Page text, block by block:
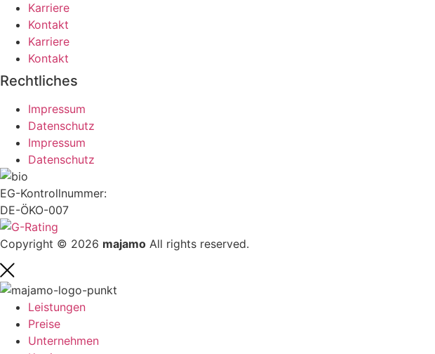
Karriere
Kontakt
Karriere
Kontakt
Rechtliches
Impressum
Datenschutz
Impressum
Datenschutz
EG-Kontrollnummer:
DE-ÖKO-007
Copyright © 2026 majamo All rights reserved.
Leistungen
Preise
Unternehmen